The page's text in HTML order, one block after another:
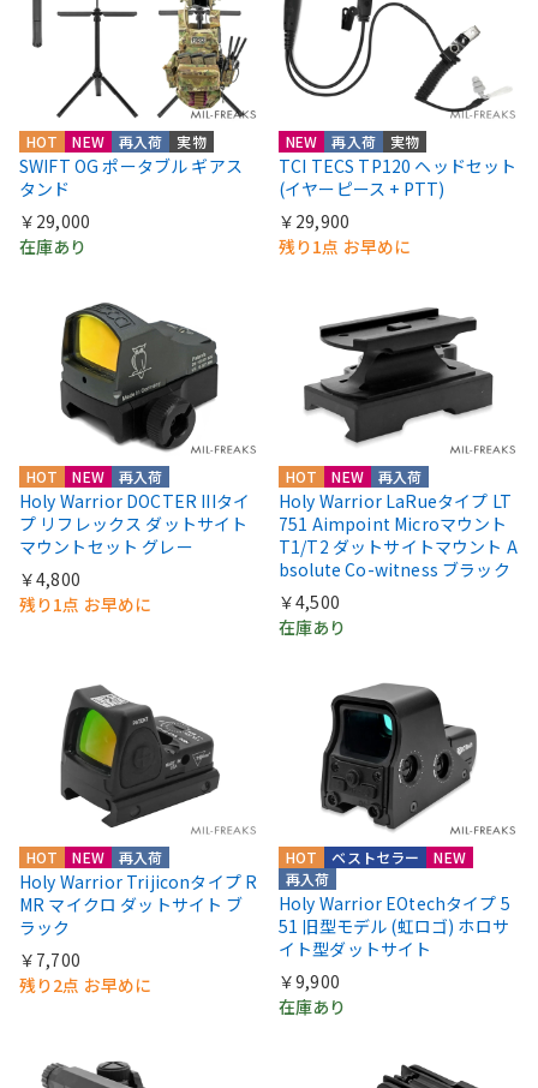
HOT NEW 再入荷 実物
SWIFT OG ポータブル ギアス
タンド
￥29,000
在庫あり
NEW 再入荷 実物
TCI TECS TP120 ヘッドセット
(イヤーピース + PTT)
￥29,900
残り1点 お早めに
HOT NEW 再入荷
Holy Warrior DOCTER IIIタイ
プ リフレックス ダットサイト
マウントセット グレー
￥4,800
残り1点 お早めに
HOT NEW 再入荷
Holy Warrior LaRueタイプ LT
751 Aimpoint Microマウント
T1/T2 ダットサイトマウント A
bsolute Co-witness ブラック
￥4,500
在庫あり
HOT NEW 再入荷
Holy Warrior Trijiconタイプ R
MR マイクロ ダットサイト ブ
ラック
￥7,700
残り2点 お早めに
HOT
NEW
再入荷
ベストセラー
Holy Warrior EOtechタイプ 5
51 旧型モデル (虹ロゴ) ホロサ
イト型ダットサイト
￥9,900
在庫あり